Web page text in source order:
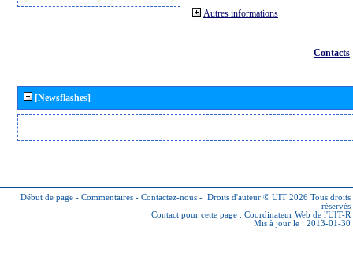
Autres informations
Contacts
[Newsflashes]
Début de page - Commentaires - Contactez-nous - Droits d'auteur © UIT 2026 Tous droits
réservés
Contact pour cette page : Coordinateur Web de l'UIT-R
Mis à jour le : 2013-01-30